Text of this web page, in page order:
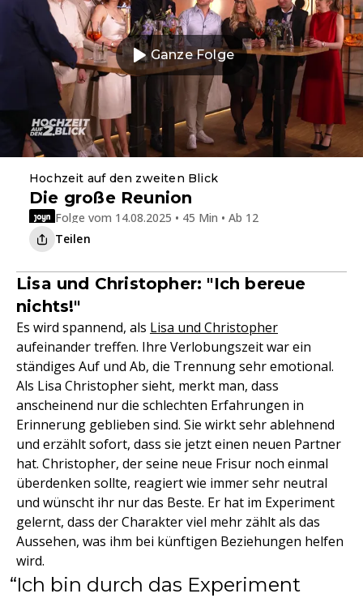
Ganze Folge
Hochzeit auf den zweiten Blick
Die große Reunion
Folge vom 14.08.2025 • 45 Min • Ab 12
Teilen
Lisa und Christopher: "Ich bereue
nichts!"
Es wird spannend, als Lisa und Christopher
aufeinander treffen. Ihre Verlobungszeit war ein
ständiges Auf und Ab, die Trennung sehr emotional.
Als Lisa Christopher sieht, merkt man, dass
anscheinend nur die schlechten Erfahrungen in
Erinnerung geblieben sind. Sie wirkt sehr ablehnend
und erzählt sofort, dass sie jetzt einen neuen Partner
hat. Christopher, der seine neue Frisur noch einmal
überdenken sollte, reagiert wie immer sehr neutral
und wünscht ihr nur das Beste. Er hat im Experiment
gelernt, dass der Charakter viel mehr zählt als das
Aussehen, was ihm bei künftigen Beziehungen helfen
wird.
Ich bin durch das Experiment